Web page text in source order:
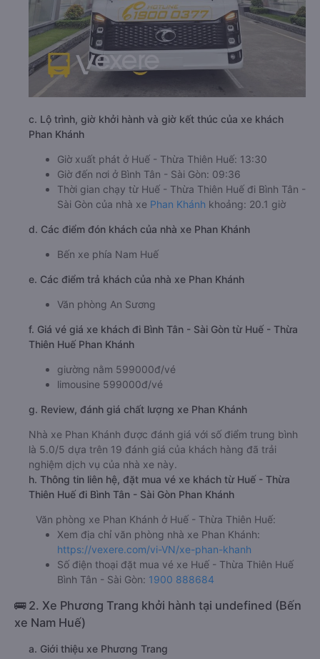
c. Lộ trình, giờ khởi hành và giờ kết thúc của xe khách
Phan Khánh
Giờ xuất phát ở Huế - Thừa Thiên Huế: 13:30
Giờ đến nơi ở Bình Tân - Sài Gòn: 09:36
Thời gian chạy từ Huế - Thừa Thiên Huế đi Bình Tân -
Sài Gòn của nhà xe Phan Khánh khoảng: 20.1 giờ
d. Các điểm đón khách của nhà xe Phan Khánh
Bến xe phía Nam Huế
e. Các điểm trả khách của nhà xe Phan Khánh
Văn phòng An Sương
f. Giá vé giá xe khách đi Bình Tân - Sài Gòn từ Huế - Thừa
Thiên Huế Phan Khánh
giường nằm 599000đ/vé
limousine 599000đ/vé
g. Review, đánh giá chất lượng xe Phan Khánh
Nhà xe Phan Khánh được đánh giá với số điểm trung bình
là 5.0/5 dựa trên 19 đánh giá của khách hàng đã trải
nghiệm dịch vụ của nhà xe này.
h. Thông tin liên hệ, đặt mua vé xe khách từ Huế - Thừa
Thiên Huế đi Bình Tân - Sài Gòn Phan Khánh
Văn phòng xe Phan Khánh ở Huế - Thừa Thiên Huế:
Xem địa chỉ văn phòng nhà xe Phan Khánh:
https://vexere.com/vi-VN/xe-phan-khanh
Số điện thoại đặt mua vé xe Huế - Thừa Thiên Huế
Bình Tân - Sài Gòn: 1900 888684
🚌 2. Xe Phương Trang khởi hành tại undefined (Bến
xe Nam Huế)
a. Giới thiệu xe Phương Trang